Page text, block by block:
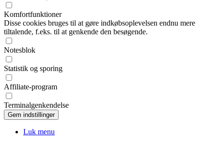
Komfortfunktioner
Disse cookies bruges til at gøre indkøbsoplevelsen endnu mere
tiltalende, f.eks. til at genkende den besøgende.
Notesblok
Statistik og sporing
Affiliate-program
Terminalgenkendelse
Luk menu